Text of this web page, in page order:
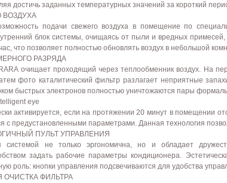
достичь заданных температурных значений за короткий
ВОЗДУХА
подачи свежего воздуха в помещение по
блок системы, очищаясь от пыли и вредных
что позволяет полностью обновлять воздух в небольшой
РАЗРЯДА
очищает проходящий через теплообменник воздух. На
фото каталитический фильтр разлагает неприятные
быстрых электронов полностью уничтожаются пары
eye
активируется, если на протяжении 20 минут в помещении
с предустановленными параметрами. Данная технология
ПУЛЬТ УПРАВЛЕНИЯ
системой не только эргономична, но и обладает
задать рабочие параметры кондиционера.
роль: кнопки управления подсвечиваются для удобства
ОЧИСТКА ФИЛЬТРА